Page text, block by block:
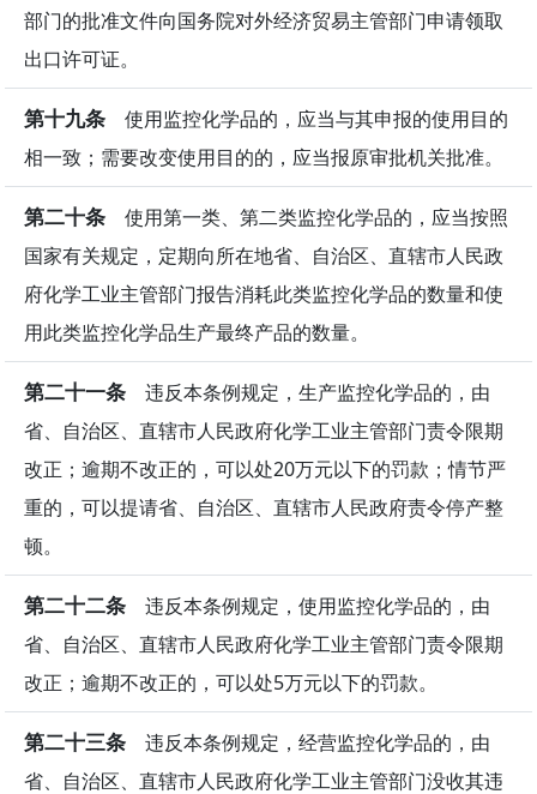
部门的批准文件向国务院对外经济贸易主管部门申请领取
出口许可证。
第十九条 使用监控化学品的，应当与其申报的使用目的
相一致；需要改变使用目的的，应当报原审批机关批准。
第二十条 使用第一类、第二类监控化学品的，应当按照
国家有关规定，定期向所在地省、自治区、直辖市人民政
府化学工业主管部门报告消耗此类监控化学品的数量和使
用此类监控化学品生产最终产品的数量。
第二十一条 违反本条例规定，生产监控化学品的，由
省、自治区、直辖市人民政府化学工业主管部门责令限期
改正；逾期不改正的，可以处20万元以下的罚款；情节严
重的，可以提请省、自治区、直辖市人民政府责令停产整
顿。
第二十二条 违反本条例规定，使用监控化学品的，由
省、自治区、直辖市人民政府化学工业主管部门责令限期
改正；逾期不改正的，可以处5万元以下的罚款。
第二十三条 违反本条例规定，经营监控化学品的，由
省、自治区、直辖市人民政府化学工业主管部门没收其违